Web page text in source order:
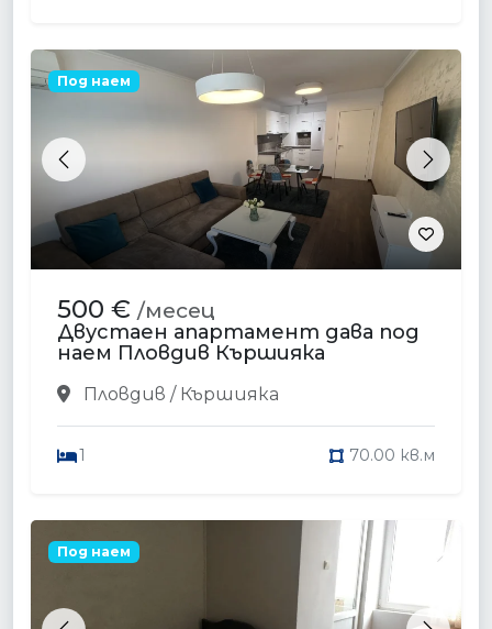
Previous Next
Под наем
500 € /месец
Двустаен апартамент дава под
наем Пловдив Кършияка
Пловдив / Кършияка
1 70.00 кв.м
Под наем